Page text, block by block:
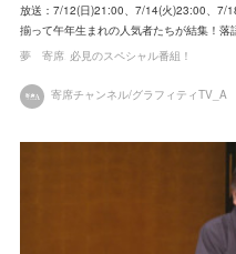
放送：7/12(日)21:00、7/14(火)23:00、7/
揃って午年生まれの人気者たちが結集！
夢 寄席 必見のスペシャル番組！
寄席チャンネル/グラフィティTV_A